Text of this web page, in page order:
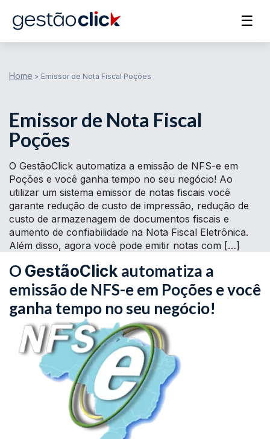
☰
Home > Emissor de Nota Fiscal Poções
Emissor de Nota Fiscal
Poções
O GestãoClick automatiza a emissão de NFS-e em
Poções e você ganha tempo no seu negócio! Ao
utilizar um sistema emissor de notas fiscais você
garante redução de custo de impressão, redução de
custo de armazenagem de documentos fiscais e
aumento de confiabilidade na Nota Fiscal Eletrônica.
Além disso, agora você pode emitir notas com […]
O GestãoClick automatiza a
emissão de NFS-e em Poções e você
ganha tempo no seu negócio!